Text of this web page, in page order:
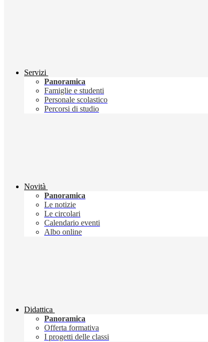
Servizi
Panoramica
Famiglie e studenti
Personale scolastico
Percorsi di studio
Novità
Panoramica
Le notizie
Le circolari
Calendario eventi
Albo online
Didattica
Panoramica
Offerta formativa
I progetti delle classi